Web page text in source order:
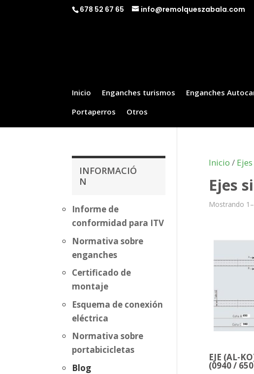
678 52 67 65 info@remolqueszabala.com
Inicio Enganches turismos Enganches
Portaperros
Otros
Inicio /
Ejes
Mostrando
EJE (AL-
(0940 /
INFORMACIÓ
N
Informe de
conformidad para ITV
Normativa sobre
enganches
Certificado de
montaje
Esquema de conexión
eléctrica
Normativa sobre
portabicicletas
Blog